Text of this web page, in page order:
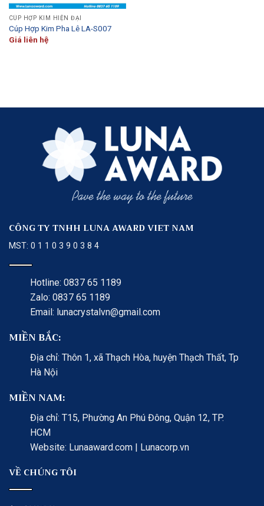
CÚP HỢP KIM HIỆN ĐẠI
Cúp Hợp Kim Pha Lê LA-S007
Giá liên hệ
CÔNG TY TNHH LUNA AWARD VIET NAM
MST: 0 1 1 0 3 9 0 3 8 4
Hotline: 0837 65 1189
Zalo: 0837 65 1189
Email: lunacrystalvn@gmail.com
MIỀN BẮC:
Địa chỉ: Thôn 1, xã Thạch Hòa, huyện Thạch Thất, Tp
Hà Nội
MIỀN NAM:
Địa chỉ: T15, Phường An Phú Đông, Quận 12, TP.
HCM
Website: Lunaaward.com | Lunacorp.vn
VỀ CHÚNG TÔI